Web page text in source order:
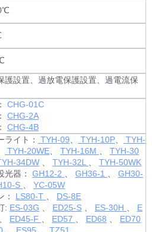
護設置、過放電保護設置、過電流保
CHG-01C
CHG-2A
CHG-4B
ライト： TYH-09 TYH-10P
TYH-
TYH-20WE TYH-16M
TYH-30
34DW TYH-32L
TYH-50WK
光器： GH12-2 GH36-1
GH30-
S
YC-05W
： LS80-T
DS-8E
: ES-03G ED25-S ES-30H
E
ED45-F ED57 ED68
ED70